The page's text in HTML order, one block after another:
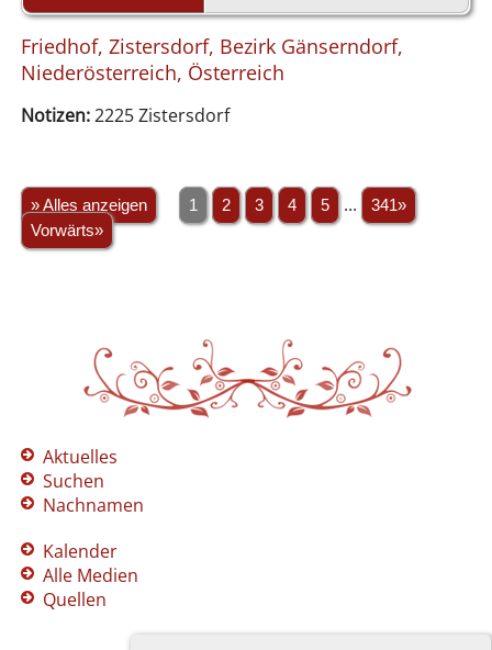
Friedhof, Zistersdorf, Bezirk Gänserndorf,
Niederösterreich, Österreich
Notizen:2225 Zistersdorf
» Alles anzeigen 1 2 3 4 5 ...
341»
Vorwärts»
Aktuelles
Suchen
Nachnamen
Kalender
Alle Medien
Quellen